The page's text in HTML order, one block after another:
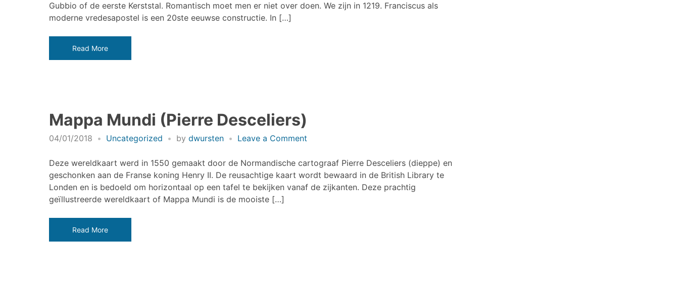
sultan
Gubbio of de eerste Kerststal. Romantisch moet men er niet over doen. We zijn in 1219. Franciscus als
moderne vredesapostel is een 20ste eeuwse constructie. In […]
Read More
Mappa Mundi (Pierre Desceliers)
04/01/2018 Uncategorized by dwursten Leave a Comment
Mundi
(Pierre
Desceliers)
Deze wereldkaart werd in 1550 gemaakt door de Normandische cartograaf Pierre Desceliers (dieppe) en
geschonken aan de Franse koning Henry II. De reusachtige kaart wordt bewaard in de British Library te
Londen en is bedoeld om horizontaal op een tafel te bekijken vanaf de zijkanten. Deze prachtig
geïllustreerde wereldkaart of Mappa Mundi is de mooiste […]
Read More